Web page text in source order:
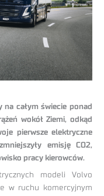
na całym świecie ponad
wokół Ziemi, odkąd
pierwsze elektryczne
emisję CO2,
pracy kierowców.
modeli Volvo
w ruchu komercyjnym